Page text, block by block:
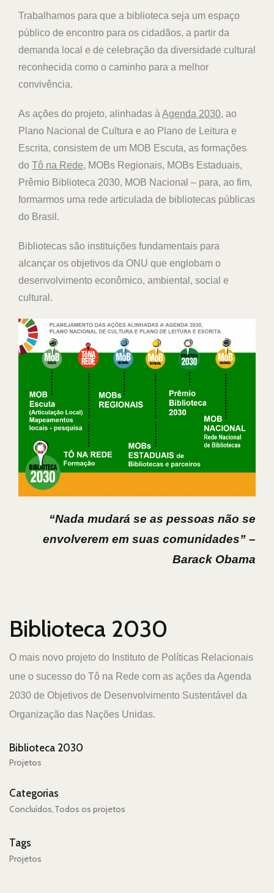
Trabalhamos para que a biblioteca seja um espaço
público de encontro para os cidadãos, a partir da
demanda local e de celebração da diversidade cultural
reconhecida como o caminho para a melhor
convivência.
As ações do projeto, alinhadas à Agenda 2030, ao
Plano Nacional de Cultura e ao Plano de Leitura e
Escrita, consistem de um MOB Escuta, as formações
do Tô na Rede, MOBs Regionais, MOBs Estaduais,
Prêmio Biblioteca 2030, MOB Nacional – para, ao fim,
formarmos uma rede articulada de bibliotecas públicas
do Brasil.
Bibliotecas são instituições fundamentais para
alcançar os objetivos da ONU que englobam o
desenvolvimento econômico, ambiental, social e
cultural.
“Nada mudará se as pessoas não se
envolverem em suas comunidades” –
Barack Obama
Biblioteca 2030
O mais novo projeto do Instituto de Políticas Relacionais
une o sucesso do Tô na Rede com as ações da Agenda
2030 de Objetivos de Desenvolvimento Sustentável da
Organização das Nações Unidas.
Biblioteca 2030
Projetos
Categorias
Concluídos Todos os projetos
Tags
Projetos